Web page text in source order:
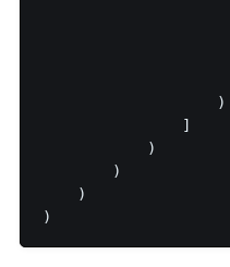
                    )
                ]
            )
        )
    )